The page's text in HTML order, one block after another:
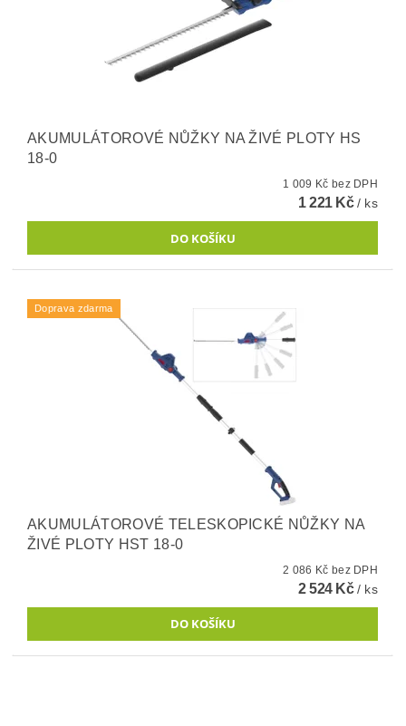
AKUMULÁTOROVÉ NŮŽKY NA ŽIVÉ PLOTY HS
18-0
1 009 Kč bez DPH
1 221 Kč/ ks
Doprava zdarma
AKUMULÁTOROVÉ TELESKOPICKÉ NŮŽKY NA
ŽIVÉ PLOTY HST 18-0
2 086 Kč bez DPH
2 524 Kč/ ks